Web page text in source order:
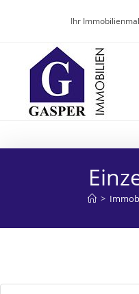
Ihr
>